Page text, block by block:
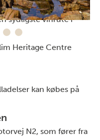
sydligste vinrute i
Heritage Centre
kan købes på
N2, som fører fra